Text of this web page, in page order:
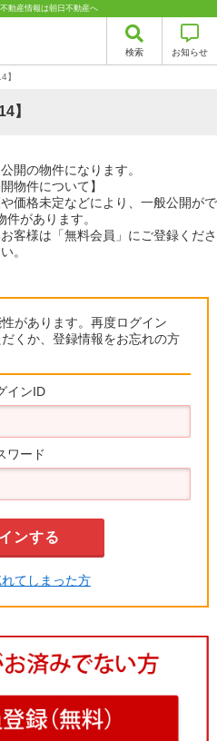
動産情報は朝日不動産へ
検索 お知らせ
】
】
開の物件になります。
物件について】
価格未定などにより、一般公開がで
件があります。
客様は「無料会員」にご登録くださ
い。
があります。再度ログイン
くか、登録情報をお忘れの方
インID
ワード
てしまった方